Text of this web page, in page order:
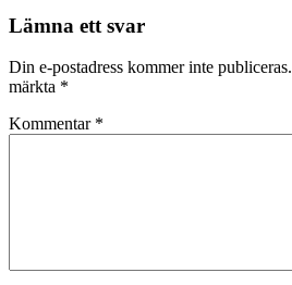
Lämna ett svar
Din e-postadress kommer inte publiceras.
märkta *
Kommentar *